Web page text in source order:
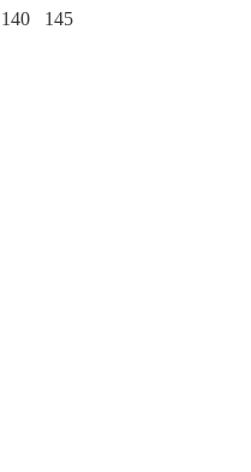
140 145